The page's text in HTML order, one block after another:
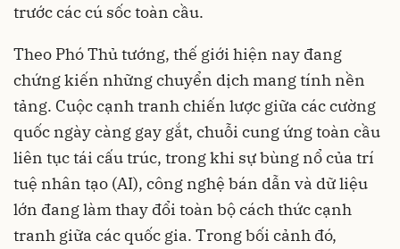
trước các cú sốc toàn cầu.
Theo Phó Thủ tướng, thế giới hiện nay đang
chứng kiến những chuyển dịch mang tính nền
tảng. Cuộc cạnh tranh chiến lược giữa các cường
quốc ngày càng gay gắt, chuỗi cung ứng toàn cầu
liên tục tái cấu trúc, trong khi sự bùng nổ của trí
tuệ nhân tạo (AI), công nghệ bán dẫn và dữ liệu
lớn đang làm thay đổi toàn bộ cách thức cạnh
tranh giữa các quốc gia. Trong bối cảnh đó,